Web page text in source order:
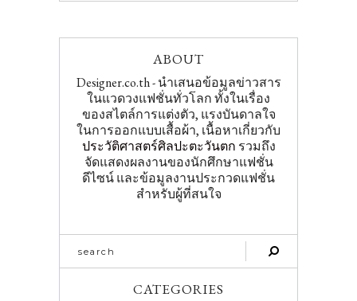
ABOUT
Designer.co.th - นำเสนอข้อมูลข่าวสาร
ในแวดวงแฟชั่นทั่วโลก ทั้งในเรื่อง
ของสไตล์การแต่งตัว, แรงบันดาลใจ
ในการออกแบบเสื้อผ้า, เนื้อหาเกี่ยวกับ
ประวัติศาสตร์ศิลปะตะวันตก รวมถึง
จัดแสดงผลงานของนักศึกษาแฟชั่น
ดีไซน์ และข้อมูลงานประกวดแฟชั่น
สำหรับผู้ที่สนใจ
CATEGORIES